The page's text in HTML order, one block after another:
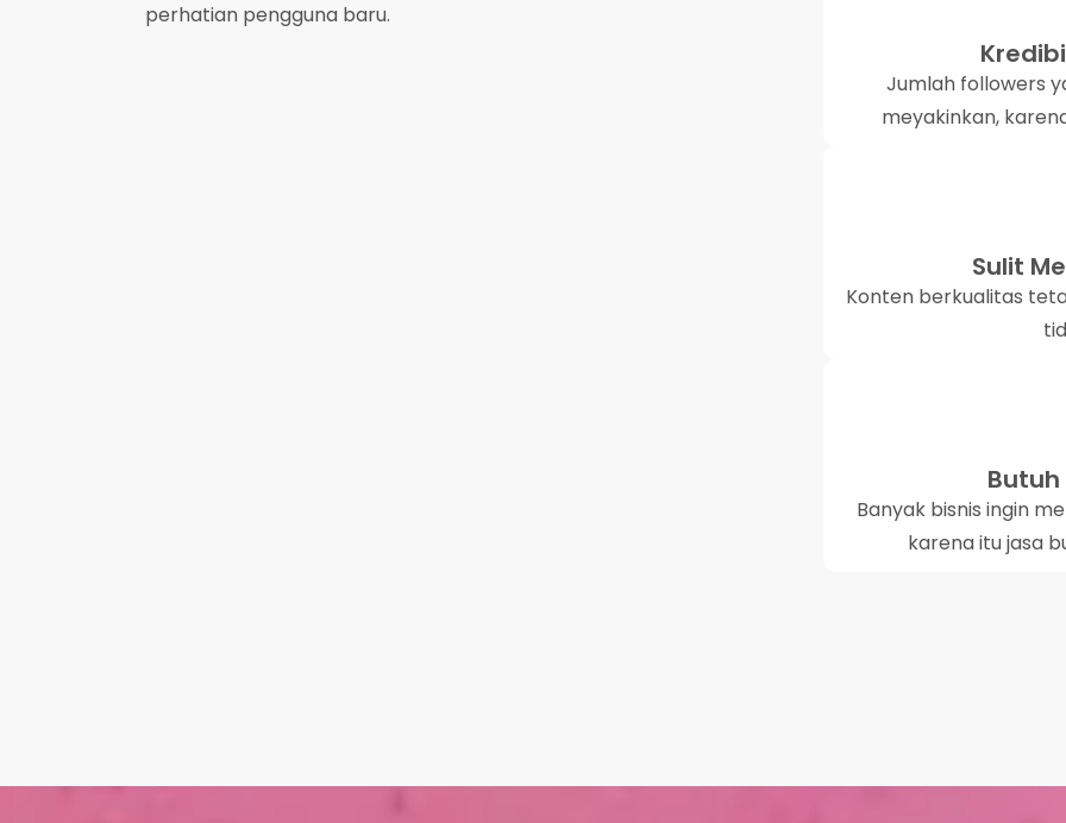
perhatian pengguna baru.
Jumlah followers
meyakinkan,
Sulit
Konten berkualitas
Butuh
Banyak bisnis ingin
karena itu jasa